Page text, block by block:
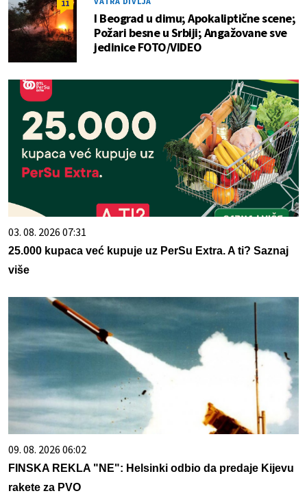
11
I Beograd u dimu; Apokaliptične scene;
Požari besne u Srbiji; Angažovane sve
jedinice FOTO/VIDEO
03. 08. 2026 07:31
25.000 kupaca već kupuje uz PerSu Extra. A ti? Saznaj
više
09. 08. 2026 06:02
FINSKA REKLA "NE": Helsinki odbio da predaje Kijevu
rakete za PVO